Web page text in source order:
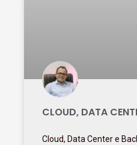
CLOUD, DATA
Cloud, Data Center e